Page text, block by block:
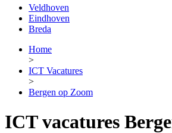
Veldhoven
Eindhoven
Breda
Home
>
ICT Vacatures
>
Bergen op Zoom
ICT vacatures